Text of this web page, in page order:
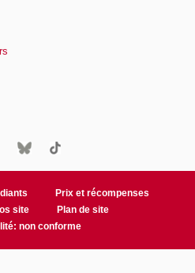
Prix et récompenses
site
Plan de site
non conforme